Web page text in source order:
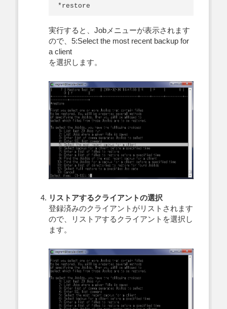
実行すると、Jobメニューが表示されます
ので、5:Select the most recent backup for
a client
を選択します。
リストアするクライアントの選択
登録済みのクライアントがリストされます
ので、リストアするクライアントを選択し
ます。